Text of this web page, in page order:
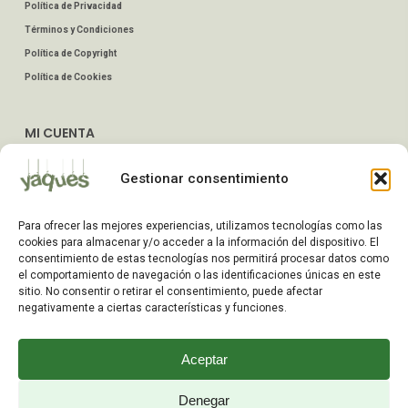
Gestionar consentimiento
Para ofrecer las mejores experiencias, utilizamos tecnologías como las
cookies para almacenar y/o acceder a la información del dispositivo. El
consentimiento de estas tecnologías nos permitirá procesar datos como
el comportamiento de navegación o las identificaciones únicas en este
sitio. No consentir o retirar el consentimiento, puede afectar
negativamente a ciertas características y funciones.
Aceptar
Denegar
Política de Privacidad
Términos y Condiciones
Política de Copyright
Política de Cookies
MI CUENTA
Dirección de Envío
Preguntas Frecuentes
ATENCIÓN AL CLIENTE